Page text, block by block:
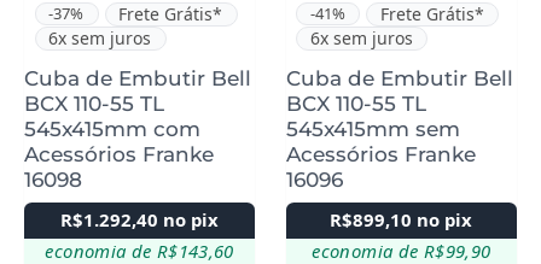
-37%
Frete Grátis*
6x sem juros
Cuba de Embutir Bell
BCX 110-55 TL
545x415mm com
Acessórios Franke
16098
R$1.292,40 no pix
economia de R$143,60
podem
ser
escolhidas
na
página
do
produto
-41%
Frete Grátis*
6x sem juros
Cuba de Embutir Bell
BCX 110-55 TL
545x415mm sem
Acessórios Franke
16096
R$899,10 no pix
economia de R$99,90
podem
ser
escolhidas
na
página
do
produto